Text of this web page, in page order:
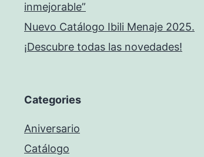
inmejorable”
Nuevo Catálogo Ibili Menaje 2025.
¡Descubre todas las novedades!
Categories
Aniversario
Catálogo